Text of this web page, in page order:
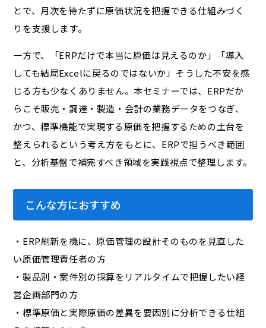
とで、月次を待たずに原価状況を把握できる仕組みづく
りを支援します。
一方で、「ERPだけで本当に原価は見えるのか」「導入
しても結局Excelに戻るのではないか」――そうした不安を感
じる方も少なくありません。本セミナーでは、ERPだか
らこそ販売・調達・製造・会計の業務データをつなぎ、
かつ、標準機能で実現する原価を把握するための土台を
整えられるという考え方をもとに、ERPで担うべき範囲
と、分析基盤で補完すべき領域を実践視点で整理します。
こんな方におすすめ
・ERP刷新を機に、原価管理の設計そのものを見直した
い原価管理責任者の方
・製品別・案件別の採算をリアルタイムで把握したい経
営企画部門の方
・標準原価と実際原価の差異を要因別に分析できる仕組